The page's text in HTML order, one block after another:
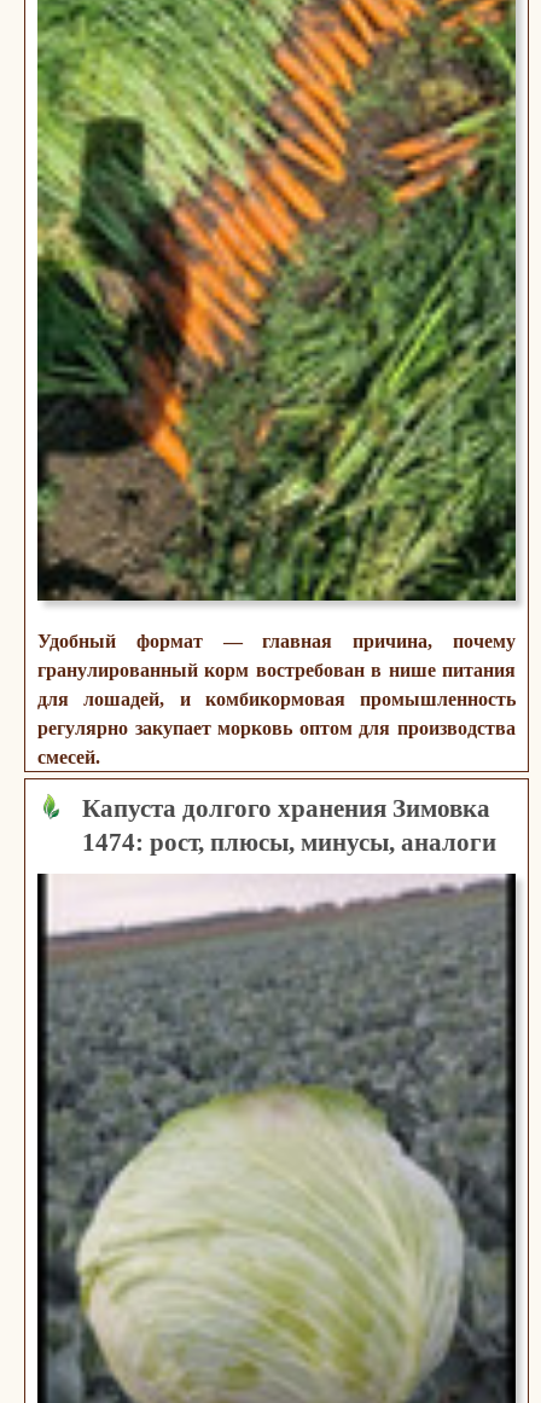
Удобный формат — главная причина, почему
гранулированный корм востребован в нише питания
для лошадей, и комбикормовая промышленность
регулярно закупает морковь оптом для производства
смесей.
Капуста долгого хранения Зимовка
1474: рост, плюсы, минусы, аналоги